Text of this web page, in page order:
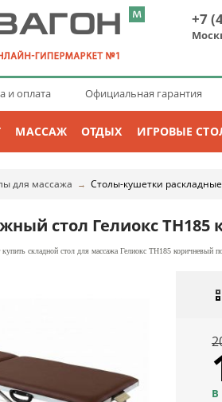
+7
и оплата Официальная гарантия
МАССАЖ ОТДЫХ ИГРОВЫЕ
для массажа → Столы-кушетки раскладные
стол Гелиокс
складной стол для массажа Гелиокс TH185